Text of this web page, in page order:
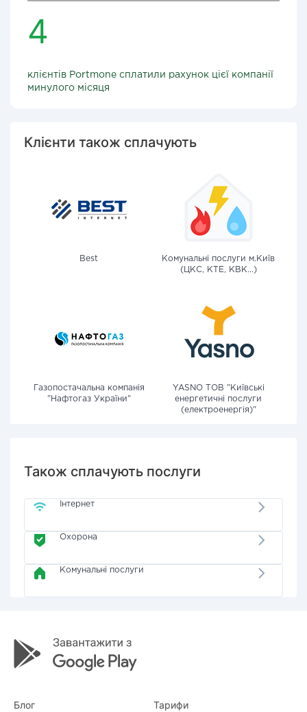
4
клієнтів Portmone сплатили рахунок цієї компанії
минулого місяця
Клієнти також сплачують
Best
Комунальні послуги м.Київ
(ЦКС, КТЕ, КВК...)
Газопостачальна компанія
"Нафтогаз України"
YASNO ТОВ "Київські
енергетичні послуги
(електроенергія)"
Також сплачують послуги
Інтернет
Охорона
Комунальні послуги
Блог Тарифи